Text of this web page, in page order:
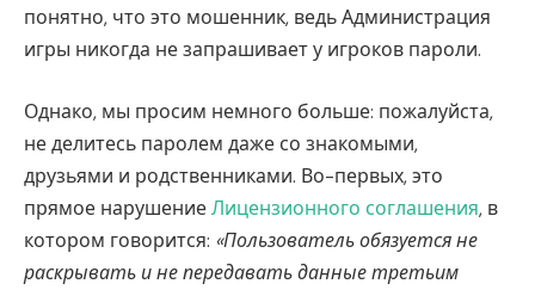
понятно, что это мошенник, ведь Администрация
игры никогда не запрашивает у игроков пароли.
Однако, мы просим немного больше: пожалуйста,
не делитесь паролем даже со знакомыми,
друзьями и родственниками. Во-первых, это
прямое нарушениеЛицензионного соглашения, в
котором говорится: «Пользователь обязуется не
раскрывать и не передавать данные третьим